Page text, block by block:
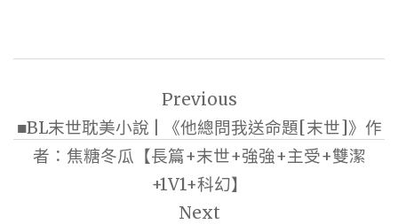
導
覽
Previous
■BL末世耽美小說 | 《他總問我送命題[末世]》作
者：焦糖冬瓜【長篇+末世+強強+主受+雙潔
+1V1+科幻】
Next